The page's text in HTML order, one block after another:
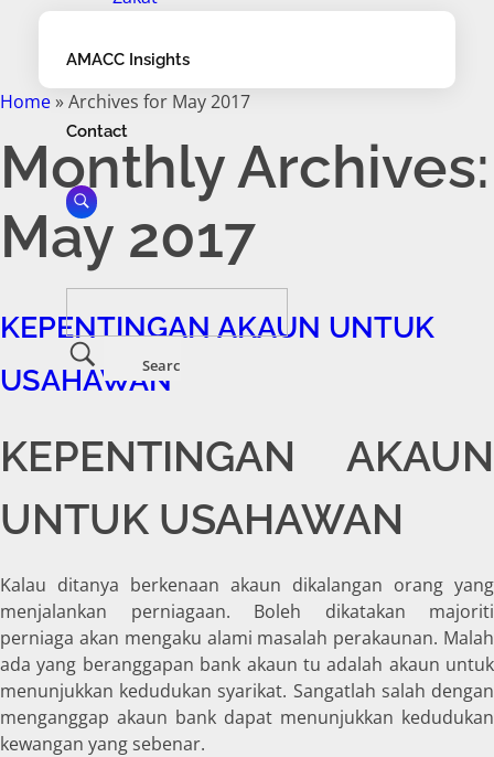
AMACC Insights
Contact
Home»Archives for May 2017
Monthly Archives:
May 2017
KEPENTINGAN AKAUN UNTUK
USAHAWAN
KEPENTINGAN AKAUN
UNTUK USAHAWAN
Kalau ditanya berkenaan akaun dikalangan orang yang
menjalankan perniagaan. Boleh dikatakan majoriti
perniaga akan mengaku alami masalah perakaunan. Malah
ada yang beranggapan bank akaun tu adalah akaun untuk
menunjukkan kedudukan syarikat. Sangatlah salah dengan
menganggap akaun bank dapat menunjukkan kedudukan
kewangan yang sebenar.